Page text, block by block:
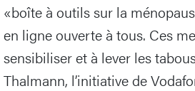
«boîte à outils sur la
en ligne ouverte à tous. Ces
sensibiliser et à lever les
Thalmann, l’initiative de